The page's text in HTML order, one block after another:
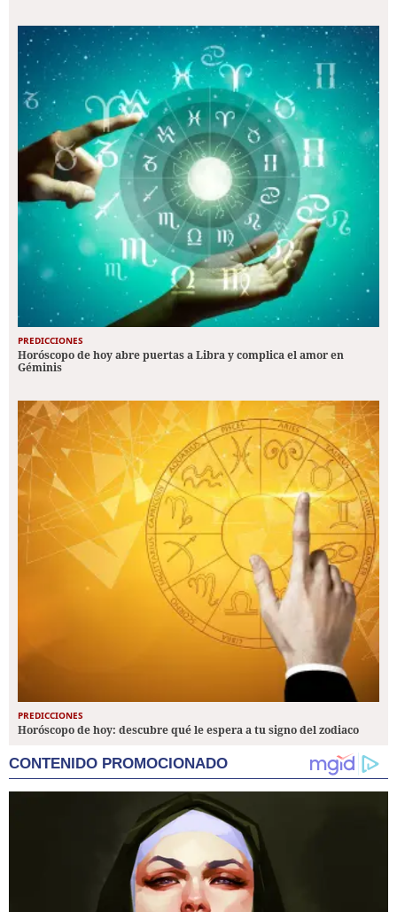
PREDICCIONES
Horóscopo de hoy abre puertas a Libra y complica el amor en
Géminis
PREDICCIONES
Horóscopo de hoy: descubre qué le espera a tu signo del zodiaco
CONTENIDO PROMOCIONADO